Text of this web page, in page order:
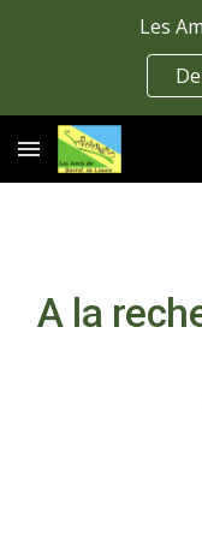
Les
A la